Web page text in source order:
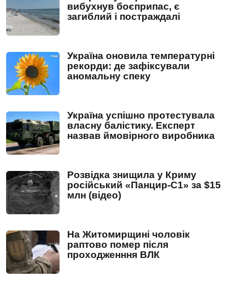
вибухнув боєприпас, є
загиблий і постраждалі
Україна оновила температурні
рекорди: де зафіксували
аномальну спеку
Україна успішно протестувала
власну балістику. Експерт
назвав ймовірного виробника
Розвідка знищила у Криму
російський «Панцир-С1» за $15
млн (відео)
На Житомирщині чоловік
раптово помер після
проходженння ВЛК